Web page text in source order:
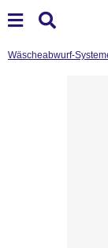
Wäscheabwurf-